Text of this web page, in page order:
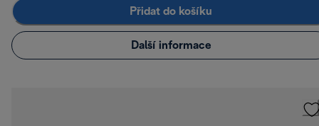
Přidat do košíku
Další informace